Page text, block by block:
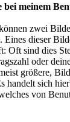
meinem
zwei
Eines dieser
Oft sind dies
oder
größere,
handelt sich
von